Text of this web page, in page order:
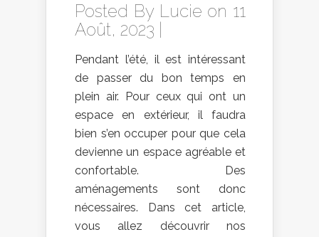
Posted By Lucie on 11
Août, 2023 |
Pendant l’été, il est intéressant
de passer du bon temps en
plein air. Pour ceux qui ont un
espace en extérieur, il faudra
bien s’en occuper pour que cela
devienne un espace agréable et
confortable. Des
aménagements sont donc
nécessaires. Dans cet article,
vous allez découvrir nos